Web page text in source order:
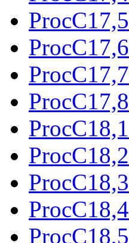
ProcC17,5
ProcC17,6
ProcC17,7
ProcC17,8
ProcC18,1
ProcC18,2
ProcC18,3
ProcC18,4
ProcC18,5